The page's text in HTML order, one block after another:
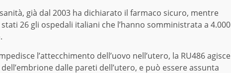
già dal 2003 ha dichiarato il farmaco sicuro, mentre
26 gli ospedali italiani che l’hanno somministrata a 4.000
l’attecchimento dell’uovo nell’utero, la RU486 agisce
dalle pareti dell’utero, e può essere assunta